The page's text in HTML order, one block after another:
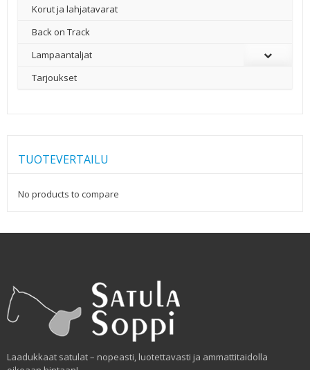
Korut ja lahjatavarat
Back on Track
Lampaantaljat
Tarjoukset
TUOTEVERTAILU
No products to compare
Laadukkaat satulat – nopeasti, luotettavasti ja ammattitaidolla